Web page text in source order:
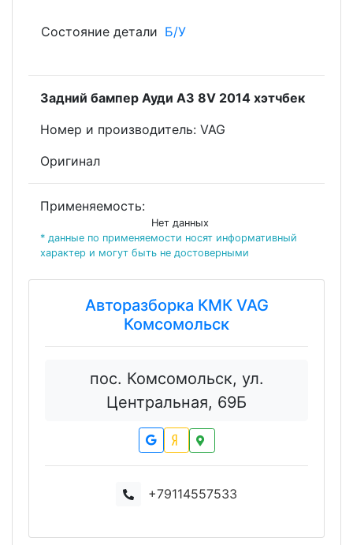
Состояние детали Б/У
Задний бампер Ауди А3 8V 2014 хэтчбек
Номеp и пpoизвoдитeль: VAG
Оригинал
Применяемость:
Нет данных
* данные по применяемости носят информативный
характер и могут быть не достоверными
Авторазборка КМК VAG
Комсомольск
пос. Комсомольск, ул.
Центральная, 69Б
+79114557533